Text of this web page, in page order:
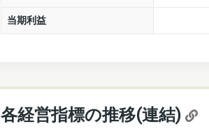
当期利益
各経営指標の推移(連結)